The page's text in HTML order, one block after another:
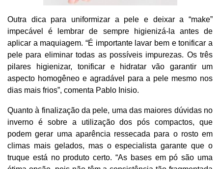
Outra dica para uniformizar a pele e deixar a “make”
impecável é lembrar de sempre higienizá-la antes de
aplicar a maquiagem. “É importante lavar bem e tonificar a
pele para eliminar todas as possíveis impurezas. Os três
pilares higienizar, tonificar e hidratar vão garantir um
aspecto homogêneo e agradável para a pele mesmo nos
dias mais frios”, comenta Pablo Inisio.
Quanto à finalização da pele, uma das maiores dúvidas no
inverno é sobre a utilização dos pós compactos, que
podem gerar uma aparência ressecada para o rosto em
climas mais gelados, mas o especialista garante que o
truque está no produto certo. “As bases em pó são uma